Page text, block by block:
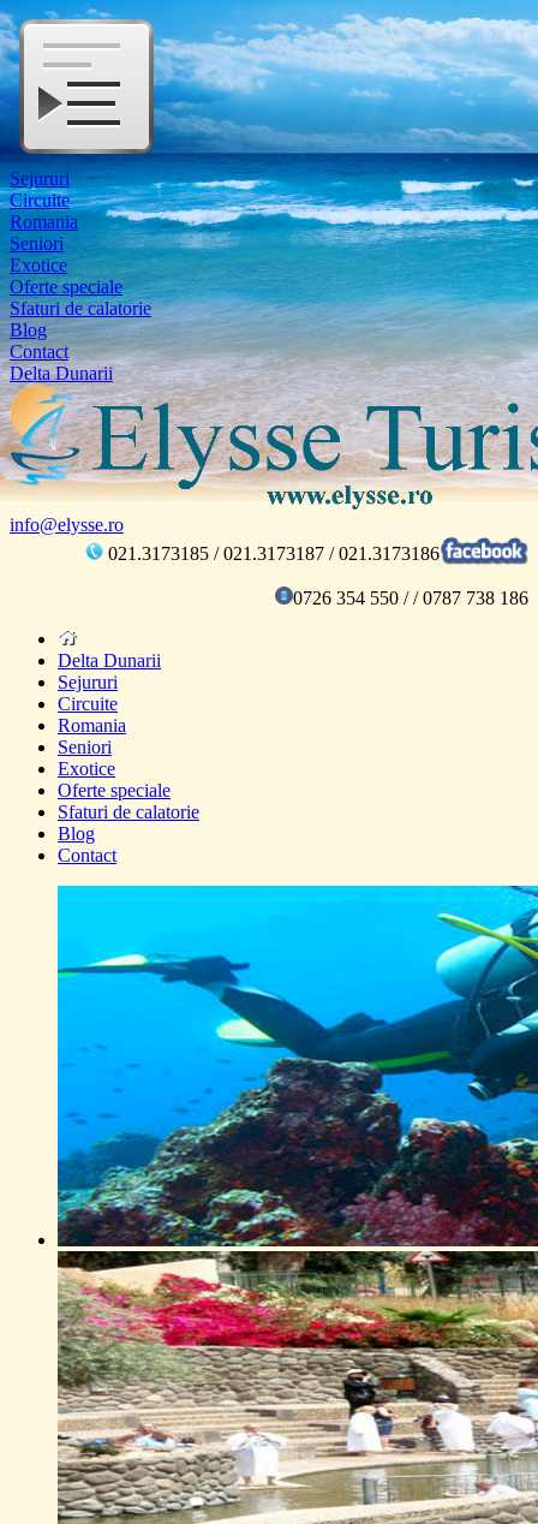
Sejururi
Circuite
Romania
Seniori
Exotice
Oferte speciale
Sfaturi de calatorie
Blog
Contact
Delta Dunarii
info@elysse.ro
021.3173185 / 021.3173187 / 021.3173186
0726 354 550 / / 0787 738 186
Delta Dunarii
Sejururi
Circuite
Romania
Seniori
Exotice
Oferte speciale
Sfaturi de calatorie
Blog
Contact